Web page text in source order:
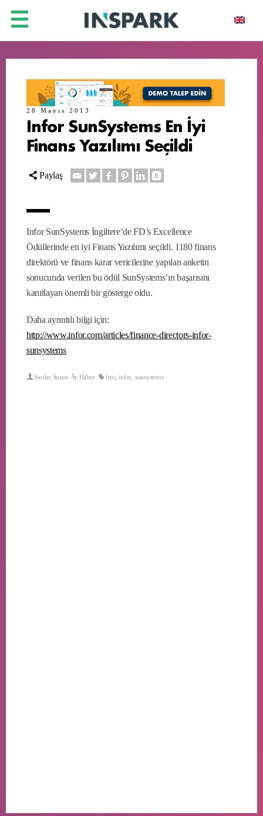
28 Mayıs 2013
Infor SunSystems En İyi
Finans Yazılımı Seçildi
Paylaş
Infor SunSystems İngiltere’de FD’s Excellence
Ödüllerinde en iyi Finans Yazılımı seçildi. 1180 finans
direktörü ve finans karar vericilerine yapılan anketin
sonucunda verilen bu ödül SunSystems’ın başarısını
kanıtlayan önemli bir gösterge oldu.
Daha ayrıntılı bilgi için:
http://www.infor.com/articles/finance-directors-infor-
sunsystems
Serdar Susuz Haber fms,infor sunsystems